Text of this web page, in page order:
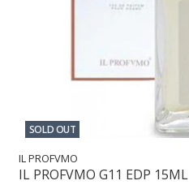
SOLD OUT
IL PROFVMO
IL PROFVMO G11 EDP 15ML